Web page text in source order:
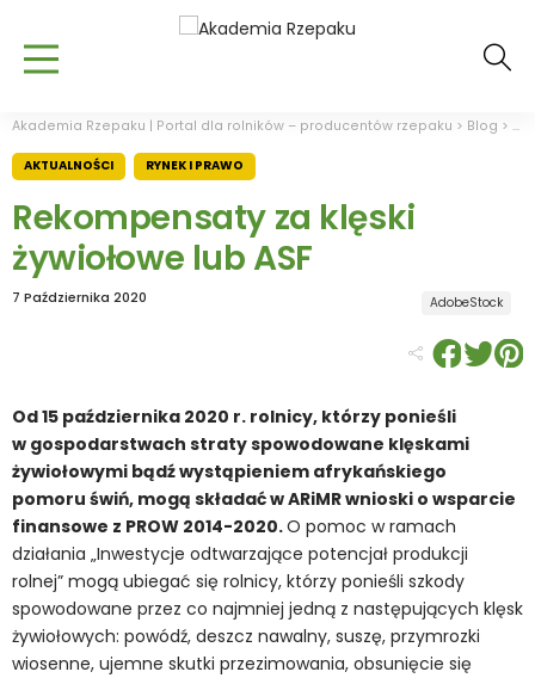
Akademia Rzepaku | Portal dla rolników – producentów rzepaku > Blog >
AKTUALNOŚCI RYNEK I PRAWO
Rekompensaty za klęski
żywiołowe lub ASF
7 Października 2020 AdobeStock
Od 15 października 2020 r. rolnicy, którzy ponieśli
w gospodarstwach straty spowodowane klęskami
żywiołowymi bądź wystąpieniem afrykańskiego
pomoru świń, mogą składać w ARiMR wnioski o wsparcie
finansowe z PROW 2014-2020.O pomoc w ramach
działania „Inwestycje odtwarzające potencjał produkcji
rolnej” mogą ubiegać się rolnicy, którzy ponieśli szkody
spowodowane przez co najmniej jedną z następujących klęsk
żywiołowych: powódź, deszcz nawalny, suszę, przymrozki
wiosenne, ujemne skutki przezimowania, obsunięcie się